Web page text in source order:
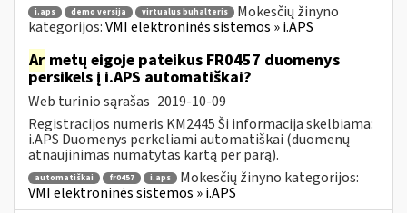
i.aps demo versija virtualus buhalteris
Mokesčių žinyno
kategorijos:VMI elektroninės sistemos » i.APS
Ar metų eigoje pateikus FR0457 duomenys
persikels į i.APS automatiškai?
Web turinio sąrašas 2019-10-09
Registracijos numeris KM2445 Ši informacija skelbiama:
i.APS Duomenys perkeliami automatiškai (duomenų
atnaujinimas numatytas kartą per parą).
automatiškai fr0457 i.aps
Mokesčių žinyno kategorijos:
VMI elektroninės sistemos » i.APS